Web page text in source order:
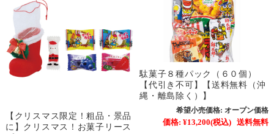
【クリスマス限定！粗品・景品
に】クリスマス！お菓子リース
駄菓子８種パック（６０個）
【代引き不可】【送料無料（沖
縄・離島除く）】
希望小売価格: オープン価格
価格: ¥13,200(税込)
送料無料